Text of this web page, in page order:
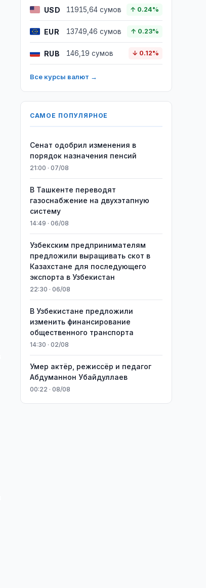
USD 11915,64 сумов ↑ 0.24%
EUR 13749,46 сумов ↑ 0.23%
RUB 146,19 сумов ↓ 0.12%
Все курсы валют →
САМОЕ ПОПУЛЯРНОЕ
Сенат одобрил изменения в
порядок назначения пенсий
21:00 · 07/08
В Ташкенте переводят
газоснабжение на двухэтапную
систему
14:49 · 06/08
Узбекским предпринимателям
предложили выращивать скот в
Казахстане для последующего
экспорта в Узбекистан
22:30 · 06/08
В Узбекистане предложили
изменить финансирование
общественного транспорта
14:30 · 02/08
Умер актёр, режиссёр и педагог
Абдуманнон Убайдуллаев
00:22 · 08/08